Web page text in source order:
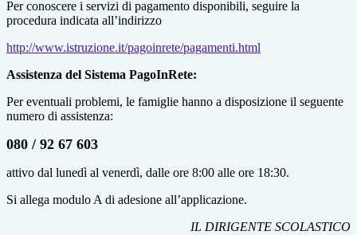
Per conoscere i servizi di pagamento disponibili, seguire la
procedura indicata all’indirizzo
http://www.istruzione.it/pagoinrete/pagamenti.html
Assistenza del Sistema PagoInRete:
Per eventuali problemi, le famiglie hanno a disposizione il seguente
numero di assistenza:
080 / 92 67 603
attivo dal lunedì al venerdì, dalle ore 8:00 alle ore 18:30.
Si allega modulo A di adesione all’applicazione.
IL DIRIGENTE SCOLASTICO